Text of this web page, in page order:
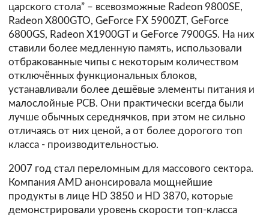
царского стола” – всевозможные Radeon 9800SE,
Radeon X800GTO, GeForce FX 5900ZT, GeForce
6800GS, Radeon X1900GT и GeForce 7900GS. На них
ставили более медленную память, использовали
отбракованные чипы с некоторым количеством
отключённых функциональных блоков,
устанавливали более дешёвые элементы питания и
малослойные PCB. Они практически всегда были
лучше обычных середнячков, при этом не сильно
отличаясь от них ценой, а от более дорогого топ
класса - производительностью.
2007 год стал переломным для массового сектора.
Компания AMD анонсировала мощнейшие
продукты в лице HD 3850 и HD 3870, которые
демонстрировали уровень скорости топ-класса